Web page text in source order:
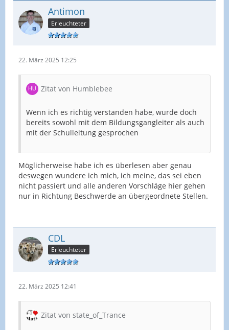
Antimon
Erleuchteter
22. März 2025 12:25
Zitat von Humblebee
Wenn ich es richtig verstanden habe, wurde doch
bereits sowohl mit dem Bildungsgangleiter als auch
mit der Schulleitung gesprochen
Möglicherweise habe ich es überlesen aber genau
deswegen wundere ich mich, ich meine, das sei eben
nicht passiert und alle anderen Vorschläge hier gehen
nur in Richtung Beschwerde an übergeordnete Stellen.
CDL
Erleuchteter
22. März 2025 12:41
Zitat von state_of_Trance